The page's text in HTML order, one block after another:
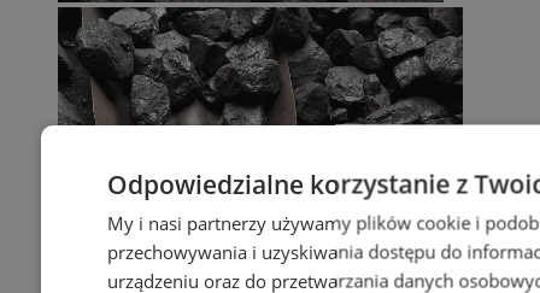
Odpowiedzialne korzystanie z
My i nasi partnerzy używamy plików cookie i
przechowywania i uzyskiwania dostępu do
urządzeniu oraz do przetwarzania danych